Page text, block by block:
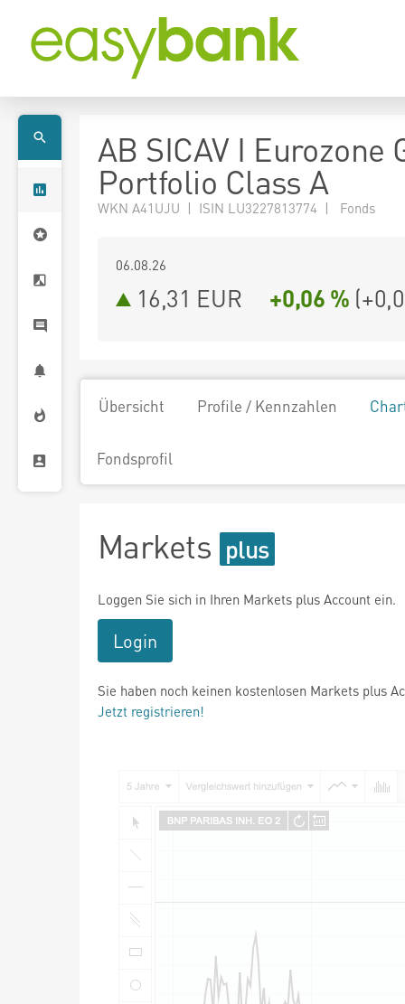
AB SICAV I Eurozone
Portfolio Class A
WKN A41UJU | ISIN LU3227813774 | Fonds
06.08.26
16,31 EUR +0,06 % (
Übersicht Profile / Kennzahlen
Fondsprofil
Markets
Loggen Sie sich in Ihren Markets plus Account ein.
Login
Sie haben noch keinen kostenlosen Markets plus
Jetzt registrieren!